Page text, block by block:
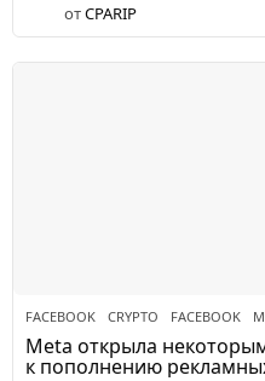
отCPARIP
FACEBOOK CRYPTO ,FACEBOOK ,
Meta открыла
к пополнению